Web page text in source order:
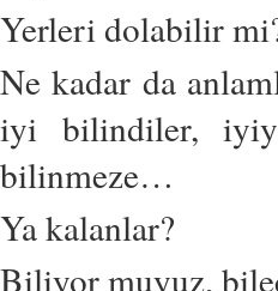
Yerleri dolabilir
Ne kadar da
iyi bilindiler,
bilinmeze…
Ya kalanlar?
Biliyor muyuz,